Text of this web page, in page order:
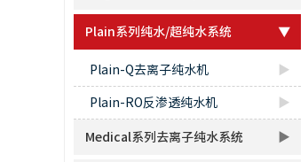
Plain系列纯水/超纯水系统
Plain-Q去离子纯水机
Plain-RO反渗透纯水机
Medical系列去离子纯水系统